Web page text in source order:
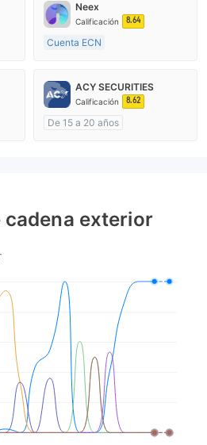
Neex
Calificación 8.64
Cuenta ECN
Supervisión en Australia
ACY SECURITIES
Calificación 8.62
De 15 a 20 años
cadena exterior